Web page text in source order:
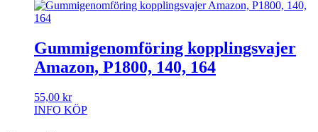
Gummigenomföring kopplingsvajer
Amazon, P1800, 140, 164
55,00 kr
INFO KÖP